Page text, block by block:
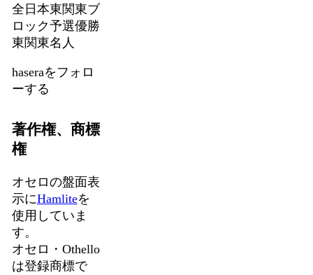
全日本東関東ブ
ロック予選優勝
東関東名人
haseraをフォロ
ーする
著作権、商標
権
オセロの盤面表
示にHamliteを
使用していま
す。
オセロ・Othello
は登録商標で